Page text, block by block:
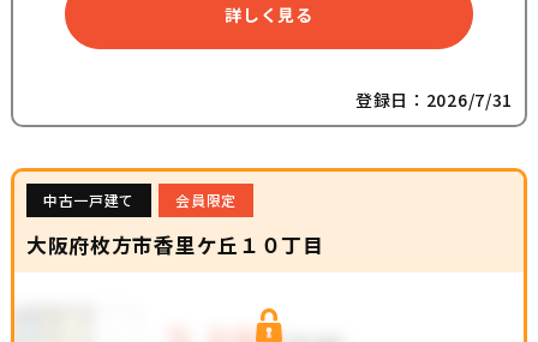
詳しく見る
登録日：2026/7/31
中古一戸建て 会員限定
大阪府枚方市香里ケ丘１０丁目